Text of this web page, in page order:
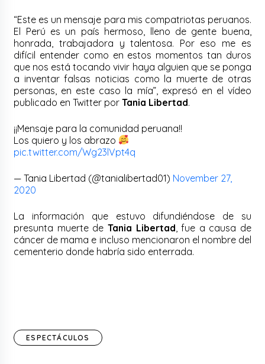
“Este es un mensaje para mis compatriotas peruanos.
El Perú es un país hermoso, lleno de gente buena,
honrada, trabajadora y talentosa. Por eso me es
difícil entender como en estos momentos tan duros
que nos está tocando vivir haya alguien que se ponga
a inventar falsas noticias como la muerte de otras
personas, en este caso la mía”, expresó en el vídeo
publicado en Twitter porTania Libertad.
¡¡Mensaje para la comunidad peruana!!
Los quiero y los abrazo
pic.twitter.com/Wg23lVpt4q
— Tania Libertad (@tanialibertad01) November 27,
2020
La información que estuvo difundiéndose de su
presunta muerte de Tania Libertad , fue a causa de
cáncer de mama e incluso mencionaron el nombre del
cementerio donde habría sido enterrada.
ESPECTÁCULOS